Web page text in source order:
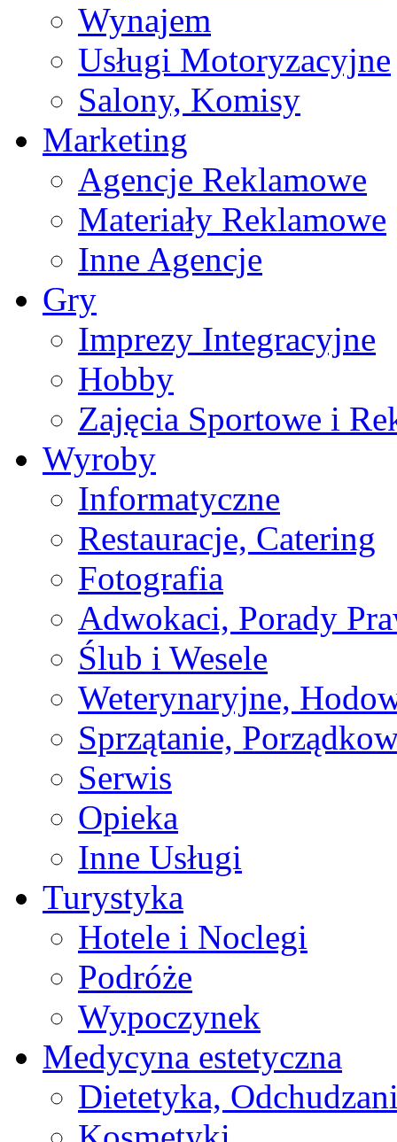
Wynajem
Usługi Motoryzacyjne
Salony, Komisy
Marketing
Agencje Reklamowe
Materiały Reklamowe
Inne Agencje
Gry
Imprezy Integracyjne
Hobby
Zajęcia Sportowe i
Wyroby
Informatyczne
Restauracje, Catering
Fotografia
Adwokaci, Porady
Ślub i Wesele
Weterynaryjne,
Sprzątanie,
Serwis
Opieka
Inne Usługi
Turystyka
Hotele i Noclegi
Podróże
Wypoczynek
Medycyna estetyczna
Dietetyka,